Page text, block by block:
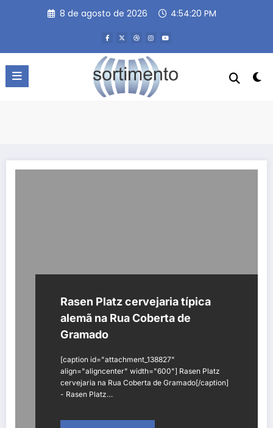
8 de agosto de 2026 4:54:20 PM
Rasen Platz cervejaria típica
alemã na Rua Coberta de
Gramado
[caption id="attachment_138827"
align="aligncenter" width="600"] Rasen Platz
cervejaria na Rua Coberta de Gramado[/caption]
- Rasen Platz…